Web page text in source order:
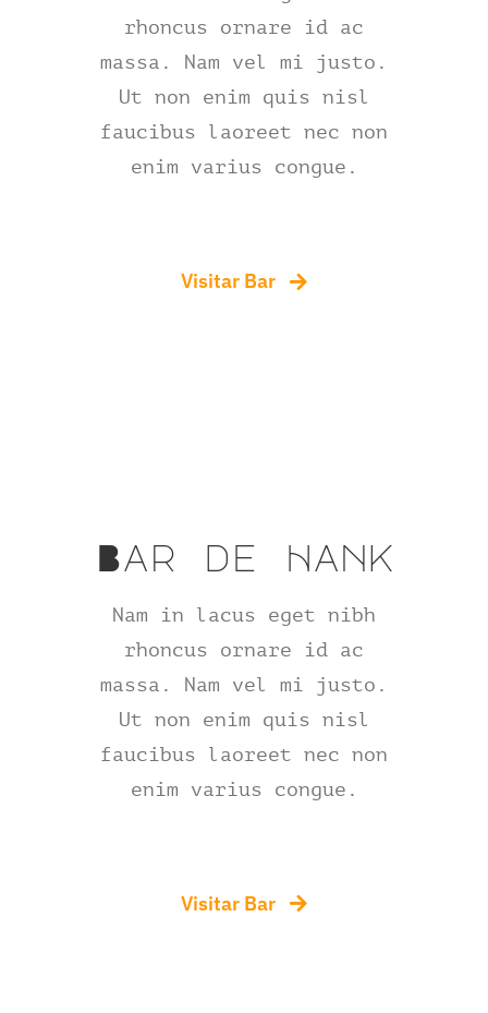
rhoncus ornare id ac
massa. Nam vel mi justo.
Ut non enim quis nisl
faucibus laoreet nec non
enim varius congue.
Visitar Bar
Bar de Hank
Nam in lacus eget nibh
rhoncus ornare id ac
massa. Nam vel mi justo.
Ut non enim quis nisl
faucibus laoreet nec non
enim varius congue.
Visitar Bar